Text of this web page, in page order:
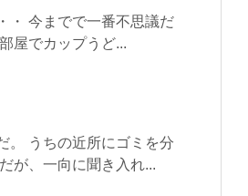
・ 今までで一番不思議だ
屋でカップうど...
。 うちの近所にゴミを分
が、一向に聞き入れ...